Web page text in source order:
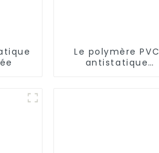
Le polymère PVC
antistatique